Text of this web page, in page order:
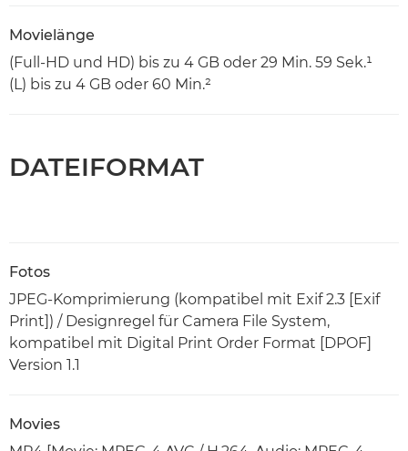
Movielänge
(Full-HD und HD) bis zu 4 GB oder 29 Min. 59 Sek.¹
(L) bis zu 4 GB oder 60 Min.²
DATEIFORMAT
Fotos
JPEG-Komprimierung (kompatibel mit Exif 2.3 [Exif
Print]) / Designregel für Camera File System,
kompatibel mit Digital Print Order Format [DPOF]
Version 1.1
Movies